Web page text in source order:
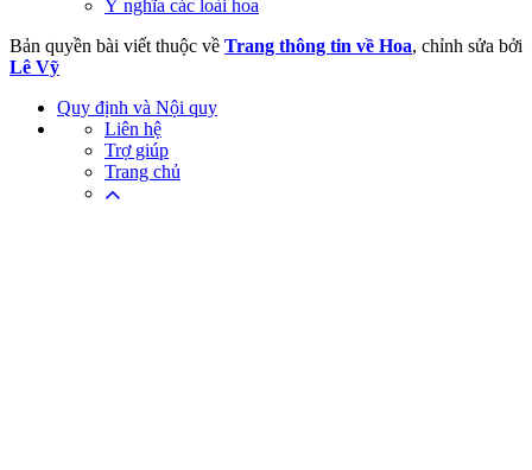
Ý nghĩa các loài hoa
Bản quyền bài viết thuộc về Trang thông tin về Hoa, chỉnh sửa bởi
Lê Vỹ
Quy định và Nội quy
Liên hệ
Trợ giúp
Trang chủ